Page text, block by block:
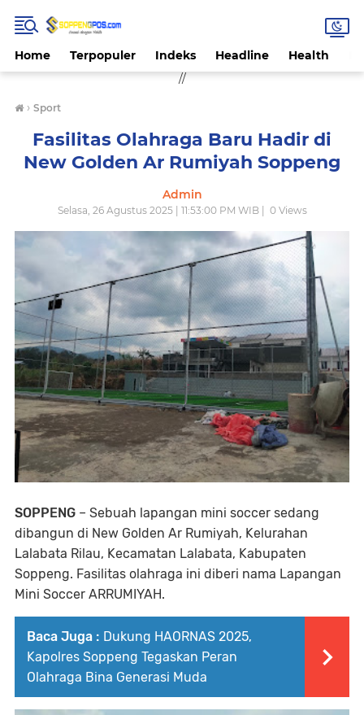
Home Terpopuler Indeks Headline Health
//
› Sport
Fasilitas Olahraga Baru Hadir di
New Golden Ar Rumiyah Soppeng
Admin
Selasa, 26 Agustus 2025 | 11:53:00 PM WIB | 0Views
SOPPENG – Sebuah lapangan mini soccer sedang
dibangun di New Golden Ar Rumiyah, Kelurahan
Lalabata Rilau, Kecamatan Lalabata, Kabupaten
Soppeng. Fasilitas olahraga ini diberi nama Lapangan
Mini Soccer ARRUMIYAH.
Baca Juga : Dukung HAORNAS 2025,
Kapolres Soppeng Tegaskan Peran
Olahraga Bina Generasi Muda